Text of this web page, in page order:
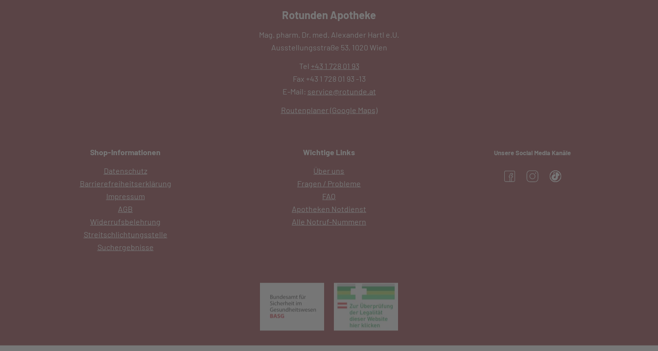
Rotunden Apotheke
Mag. pharm. Dr. med. Alexander Hartl e.U.
Ausstellungsstraße 53, 1020 Wien
Tel +43 1 728 01 93
Fax +43 1 728 01 93 -13
E-Mail: service@rotunde.at
Routenplaner (Google Maps)
Shop-Informationen
Datenschutz
Barrierefreiheitserklärung
Impressum
AGB
Widerrufsbelehrung
Streitschlichtungsstelle
Suchergebnisse
Wichtige Links
Über uns
Fragen / Probleme
FAQ
Apotheken Notdienst
Alle Notruf-Nummern
Unsere Social Media Kanäle
(öffnet in neuem Tab)
(öffnet in neuem Tab)
(öffnet in neuem Tab)